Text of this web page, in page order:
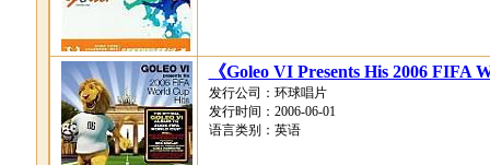
《Goleo VI Presents His 2006 FIFA
发行公司：环球唱片
发行时间：2006-06-01
语言类别：英语